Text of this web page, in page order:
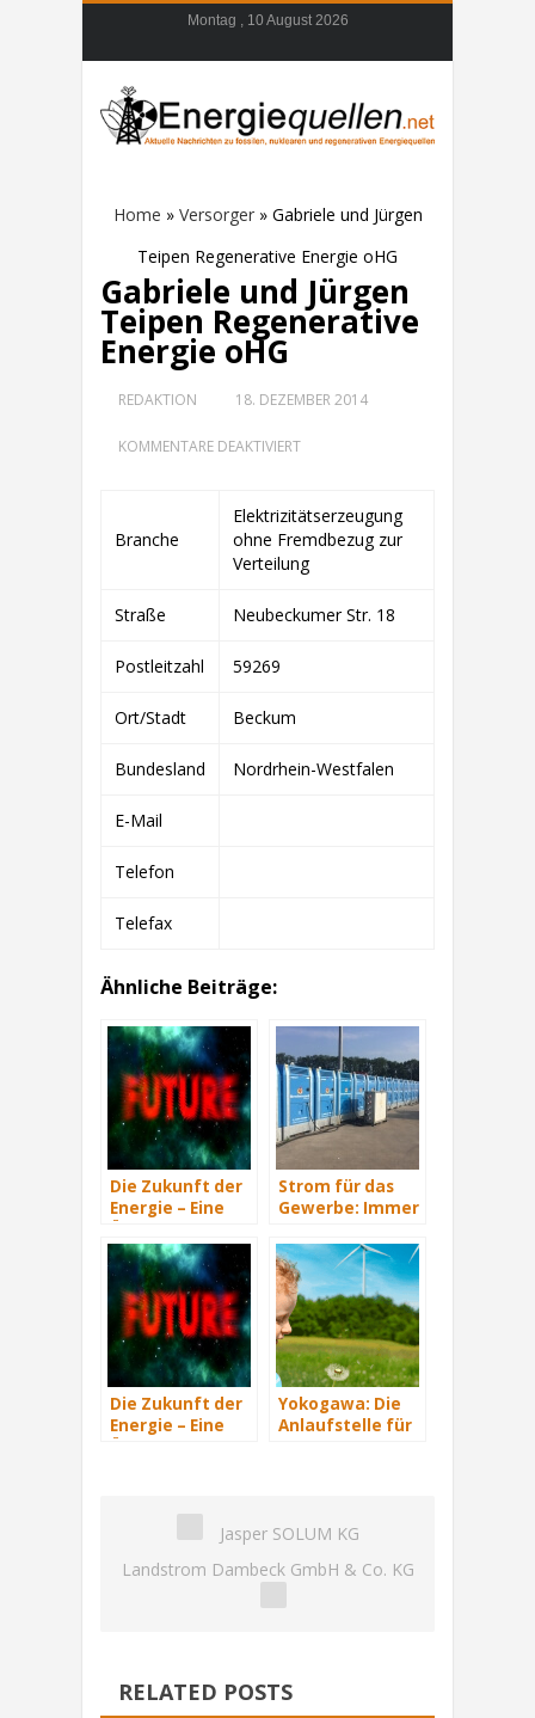
Montag , 10 August 2026
Home » Versorger» Gabriele und Jürgen
Teipen Regenerative Energie oHG
Gabriele und Jürgen
Teipen Regenerative
Energie oHG
REDAKTION 18. DEZEMBER 2014
KOMMENTARE DEAKTIVIERTFÜR
TEIPEN
REGENERATIVE
ENERGIE
OHG
Branche
Elektrizitätserzeugung
ohne Fremdbezug zur
Verteilung
Straße Neubeckumer Str. 18
Postleitzahl 59269
Ort/Stadt Beckum
Bundesland Nordrhein-Westfalen
E-Mail
Telefon
Telefax
Ähnliche Beiträge:
Die Zukunft der
Energie – Eine
Strom für das
Gewerbe: Immer
versorgt
Die Zukunft der
Energie – Eine
Yokogawa: Die
Anlaufstelle für
Jasper SOLUM KG
Landstrom Dambeck GmbH & Co. KG
RELATED POSTS